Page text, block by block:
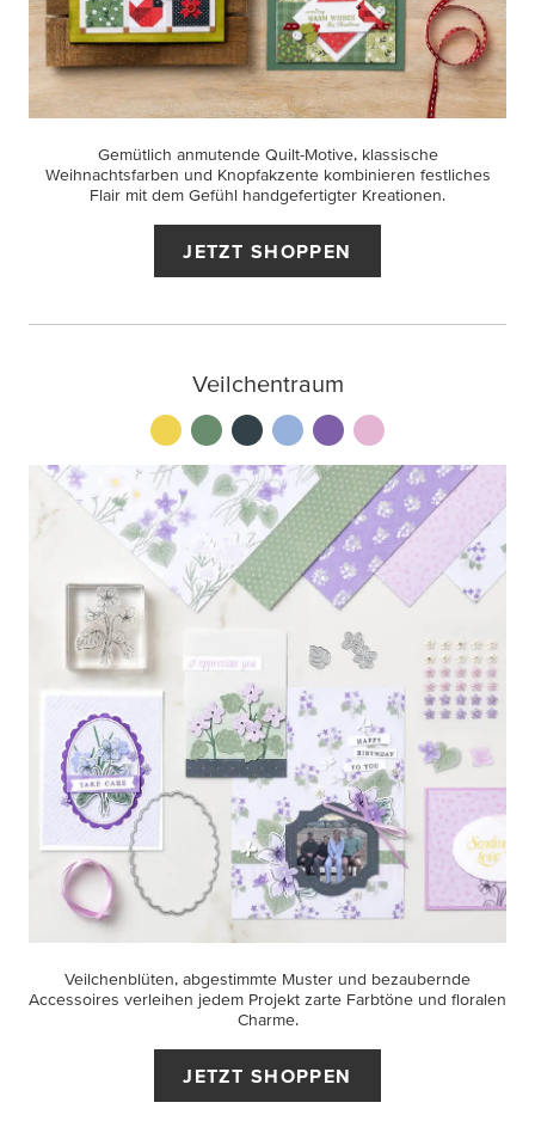
Gemütlich anmutende Quilt-Motive, klassische
Weihnachtsfarben und Knopfakzente kombinieren festliches
Flair mit dem Gefühl handgefertigter Kreationen.
JETZT SHOPPEN
Veilchentraum
Veilchenblüten, abgestimmte Muster und bezaubernde
Accessoires verleihen jedem Projekt zarte Farbtöne und floralen
Charme.
JETZT SHOPPEN